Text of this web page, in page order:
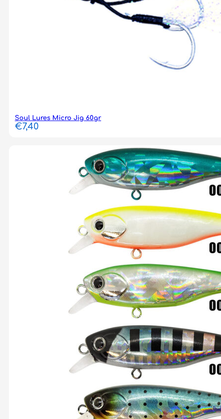
Soul Lures Micro Jig 60gr
€7,40